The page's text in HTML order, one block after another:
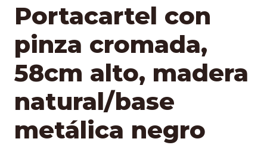
Portacartel con
pinza cromada,
58cm alto, madera
natural/base
metálica negro